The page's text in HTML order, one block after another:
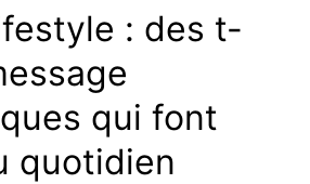
CHANGENT
VRAIMENT
LE
QUOTIDIEN »
COSMÉTIQUES
: des t-
qui font
quotidien